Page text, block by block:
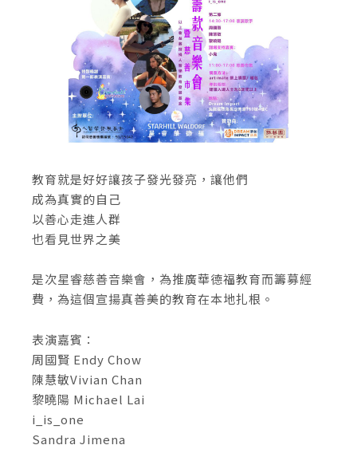
教育就是好好讓孩子發光發亮，讓他們
成為真實的自己
以善心走進人群
也看見世界之美
是次星睿慈善音樂會，為推廣華德福教育而籌募經
費，為這個宣揚真善美的教育在本地扎根。
表演嘉賓：
周國賢 Endy Chow
陳慧敏Vivian Chan
黎曉陽 Michael Lai
i_is_one
Sandra Jimena